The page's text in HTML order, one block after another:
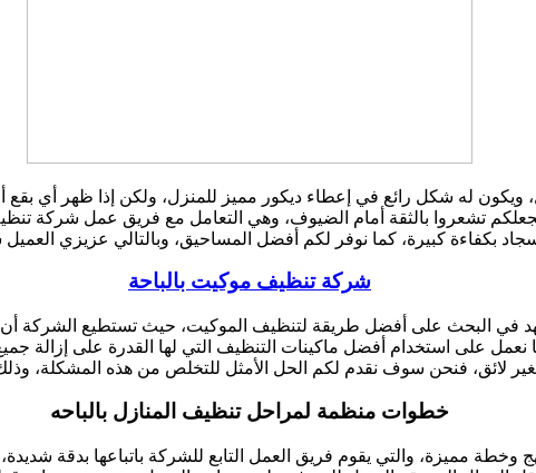
ويكون له شكل رائع في إعطاء ديكور مميز للمنزل، ولكن إذا ظهر أي
تشعروا بالثقة أمام الضيوف، وهي التعامل مع فريق عمل شركة
بكفاءة كبيرة، كما نوفر لكم أفضل المساحيق، وبالتالي عزيزي
شركة تنظيف موكيت بالباحة
في البحث على أفضل طريقة لتنظيف الموكيت، حيث تستطيع الشركة أن
على استخدام أفضل ماكينات التنظيف التي لها القدرة على إزالة
لائق، فنحن سوف نقدم لكم الحل الأمثل للتخلص من هذه المشكلة،
خطوات منظمة لمراحل تنظيف المنازل بالباحه
مميزة، والتي يقوم فريق العمل التابع للشركة باتباعها بدقة